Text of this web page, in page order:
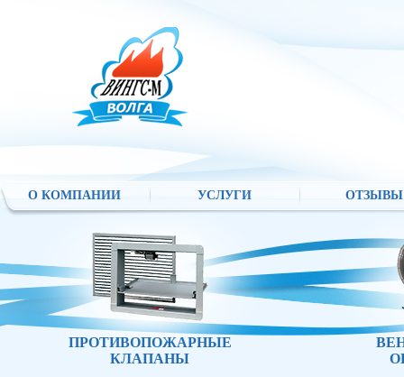
О КОМПАНИИ УСЛУГИ ОТЗЫВЫ
ПРОТИВОПОЖАРНЫЕ
КЛАПАНЫ